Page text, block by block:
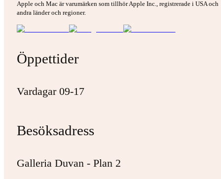
Apple och Mac är varumärken som tillhör Apple Inc., registrerade i USA och
andra länder och regioner.
Öppettider
Vardagar 09-17
Besöksadress
Galleria Duvan - Plan 2